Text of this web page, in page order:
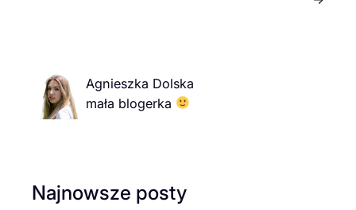
Agnieszka Dolska
mała blogerka
Najnowsze posty